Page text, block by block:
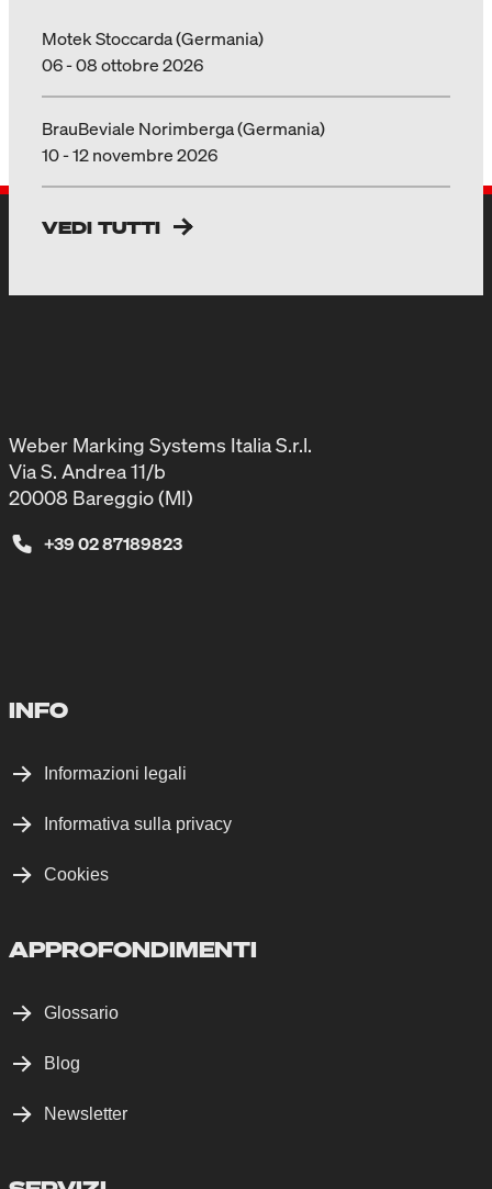
Motek Stoccarda (Germania)
06 - 08 ottobre 2026
BrauBeviale Norimberga (Germania)
10 - 12 novembre 2026
VEDI TUTTI
Weber Marking Systems Italia S.r.l.
Via S. Andrea 11/b
20008 Bareggio (MI)
+39 02 87189823
INFO
Informazioni legali
Informativa sulla privacy
Cookies
APPROFONDIMENTI
Glossario
Blog
Newsletter